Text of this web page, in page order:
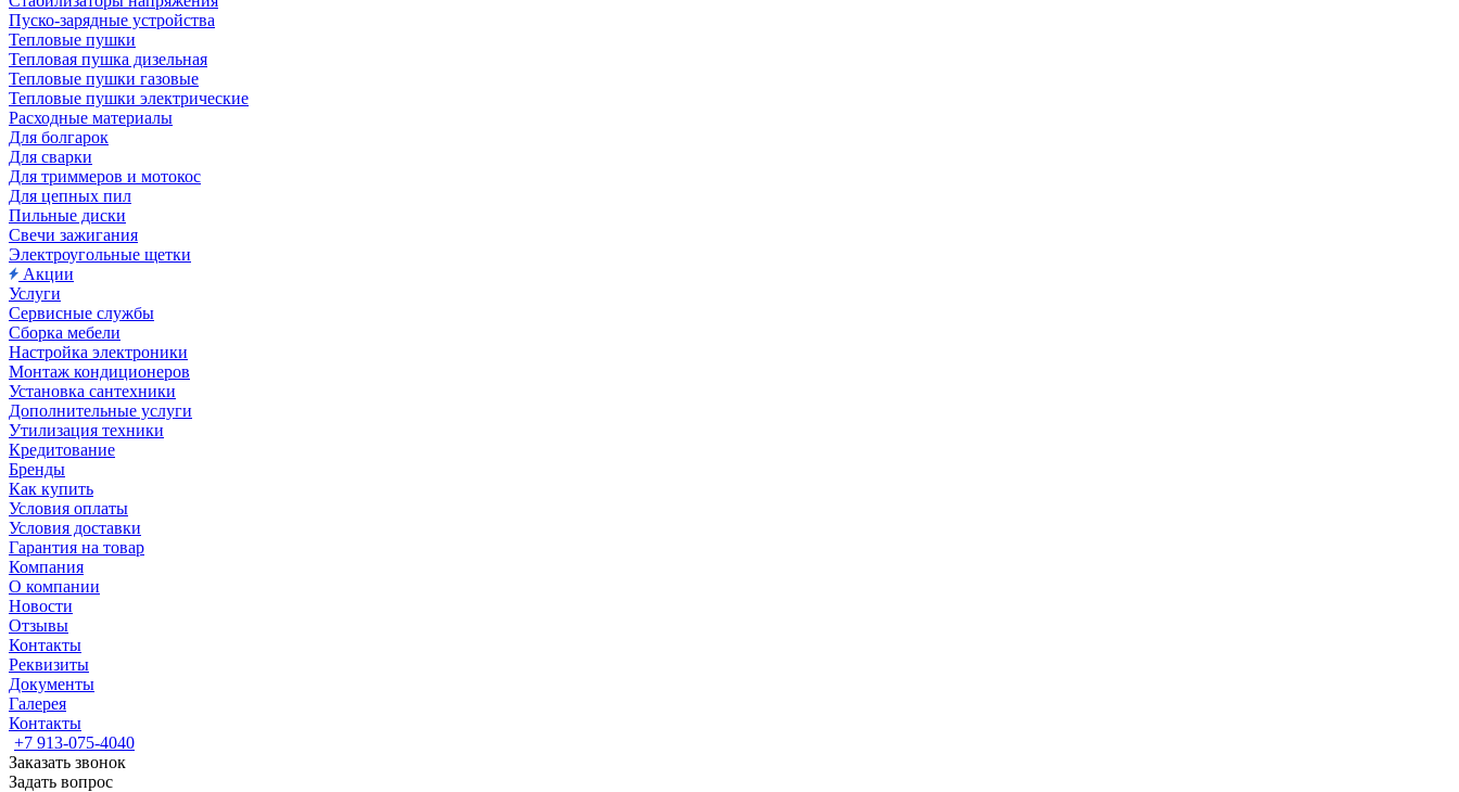
Пуско-зарядные устройства
Тепловые пушки
Тепловая пушка дизельная
Тепловые пушки газовые
Тепловые пушки электрические
Расходные материалы
Для болгарок
Для сварки
Для триммеров и мотокос
Для цепных пил
Пильные диски
Свечи зажигания
Электроугольные щетки
Акции
Услуги
Сервисные службы
Сборка мебели
Настройка электроники
Монтаж кондиционеров
Установка сантехники
Дополнительные услуги
Утилизация техники
Кредитование
Бренды
Как купить
Условия оплаты
Условия доставки
Гарантия на товар
Компания
О компании
Новости
Отзывы
Контакты
Реквизиты
Документы
Галерея
Контакты
+7 913-075-4040
Заказать звонок
Задать вопрос